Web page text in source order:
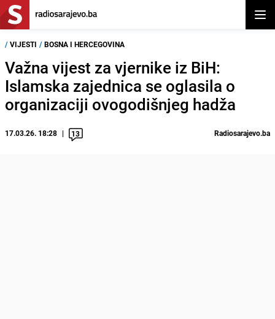
/ VIJESTI / BOSNA I HERCEGOVINA
Važna vijest za vjernike iz BiH:
Islamska zajednica se oglasila o
organizaciji ovogodišnjeg hadža
17.03.26. 18:28 13 Radiosarajevo.ba